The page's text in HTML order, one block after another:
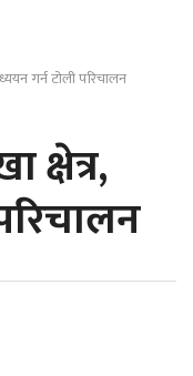
गर्न टोली परिचालन